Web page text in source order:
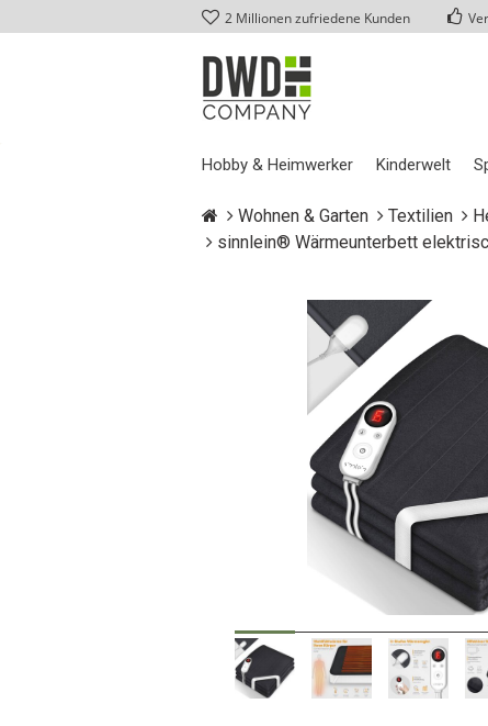
2 Millionen zufriedene Kunden
Hobby & Heimwerker Kinderwelt
Wohnen & Garten Textilien
sinnlein® Wärmeunterbett